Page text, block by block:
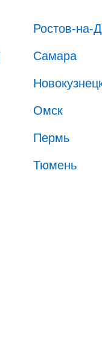
Ростов-на-
Самара
Омск
Пермь
Тюмень